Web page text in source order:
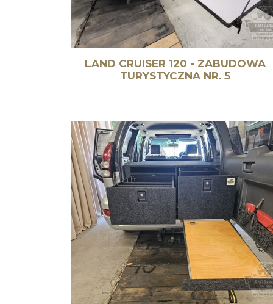
LAND CRUISER 120 - ZABUDOWA
TURYSTYCZNA NR. 5